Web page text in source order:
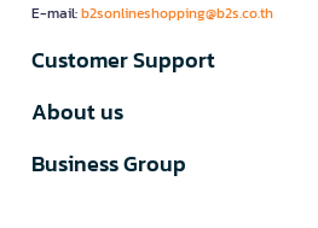
E-mail:b2sonlineshopping@b2s.co.th
Customer Support
About us
Business Group